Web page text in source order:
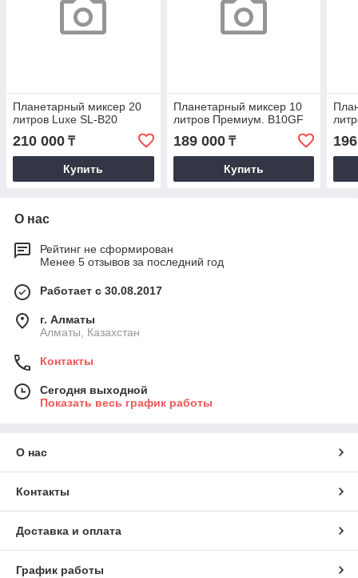
Планетарный миксер 20
литров Luxe SL-B20
210 000 ₸
Купить
Планетарный миксер 10
литров Премиум. B10GF
189 000₸
Купить
О нас
Рейтинг не сформирован
Менее 5 отзывов за последний год
Работает с 30.08.2017
г. Алматы
Алматы, Казахстан
Контакты
Сегодня выходной
Показать весь график работы
О нас
Контакты
Доставка и оплата
График работы